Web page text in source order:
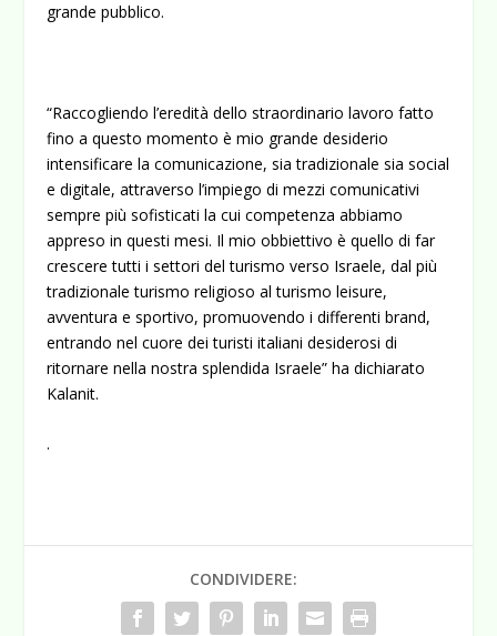
grande pubblico.
“Raccogliendo l’eredità dello straordinario lavoro fatto
fino a questo momento è mio grande desiderio
intensificare la comunicazione, sia tradizionale sia social
e digitale, attraverso l’impiego di mezzi comunicativi
sempre più sofisticati la cui competenza abbiamo
appreso in questi mesi. Il mio obbiettivo è quello di far
crescere tutti i settori del turismo verso Israele, dal più
tradizionale turismo religioso al turismo leisure,
avventura e sportivo, promuovendo i differenti brand,
entrando nel cuore dei turisti italiani desiderosi di
ritornare nella nostra splendida Israele” ha dichiarato
Kalanit.
.
CONDIVIDERE: